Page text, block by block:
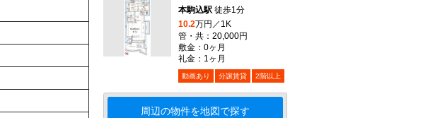
本駒込駅 徒歩1分
10.2万円／1K
管・共：20,000円
敷金：0ヶ月
礼金：1ヶ月
動画あり 分譲賃貸 2階以上
周辺の物件を地図で探す